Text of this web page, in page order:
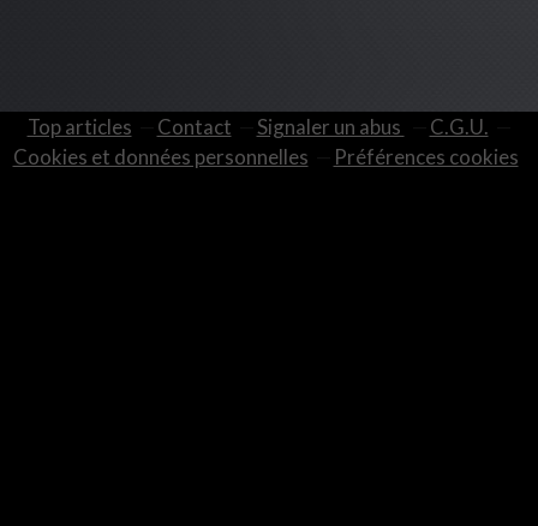
Top articles Contact Signaler un abus
C.G.U.
Cookies et données personnelles
Préférences cookies